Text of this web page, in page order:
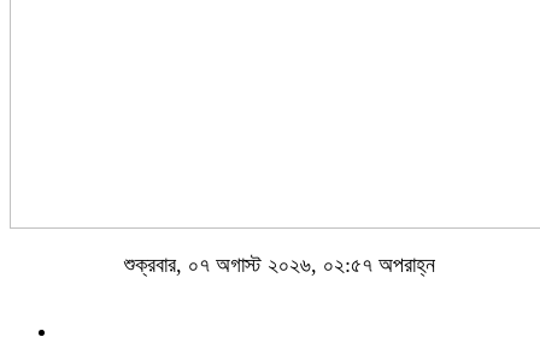
শুক্রবার, ০৭ অগাস্ট ২০২৬, ০২:৫৭ অপরাহ্ন